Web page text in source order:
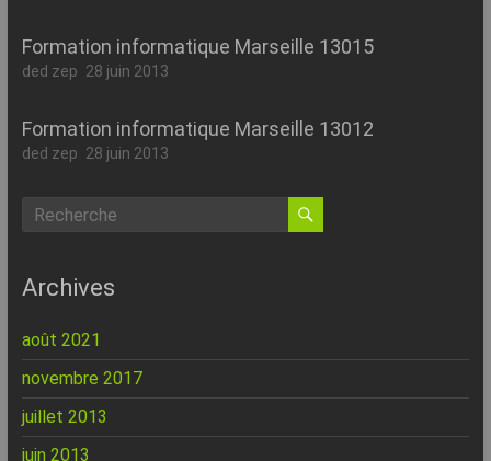
Formation informatique Marseille 13015
ded zep 28 juin 2013
Formation informatique Marseille 13012
ded zep 28 juin 2013
Archives
août 2021
novembre 2017
juillet 2013
juin 2013